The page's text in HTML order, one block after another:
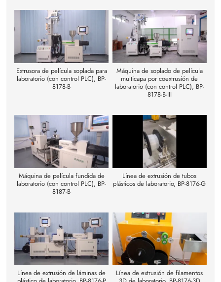
Extrusora de película soplada para
laboratorio (con control PLC), BP-
8178-B
Máquina de soplado de película
multicapa por coextrusión de
laboratorio (con control PLC), BP-
8178-B-III
Máquina de película fundida de
laboratorio (con control PLC), BP-
8187-B
Línea de extrusión de tubos
plásticos de laboratorio, BP-8176-G
Línea de extrusión de láminas de
Línea de extrusión de filamentos